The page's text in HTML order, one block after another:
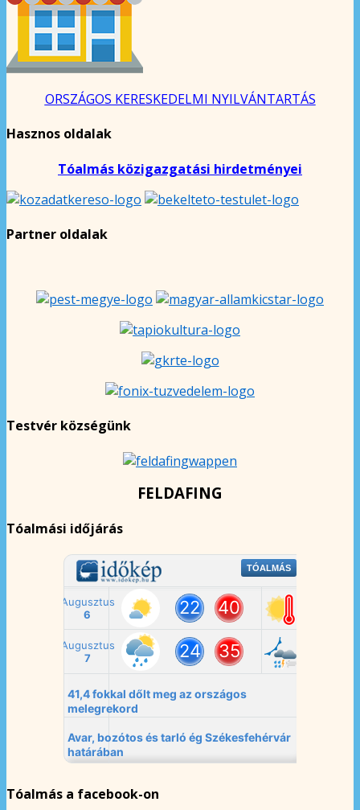
ORSZÁGOS KERESKEDELMI NYILVÁNTARTÁS
Hasznos oldalak
Tóalmás közigazgatási hirdetményei
Partner oldalak
Testvér községünk
FELDAFING
Tóalmási időjárás
Tóalmás a facebook-on